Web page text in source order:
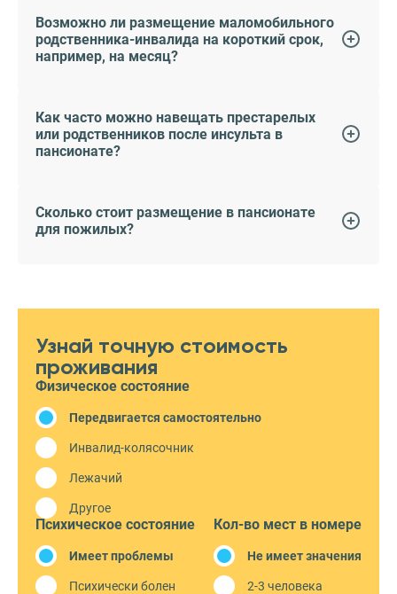
Возможно ли размещение маломобильного
родственника-инвалида на короткий срок,
например, на месяц?
Как часто можно навещать престарелых
или родственников после инсульта в
пансионате?
Сколько стоит размещение в пансионате
для пожилых?
Узнай точную стоимость
проживания
Физическое состояние
Передвигается самостоятельно
Инвалид-колясочник
Лежачий
Другое
Психическое состояние
Имеет проблемы
Психически болен
Кол-во мест в номере
Не имеет значения
2-3 человека